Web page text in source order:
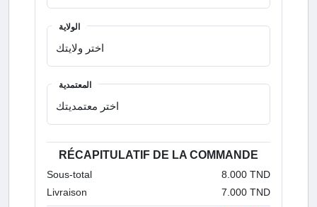
الولاية
المعتمدية
RÉCAPITULATIF DE LA COMMANDE
Sous-total
8.000 TND
Livraison
7.000 TND